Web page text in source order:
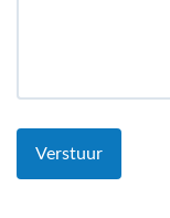
Verstuur